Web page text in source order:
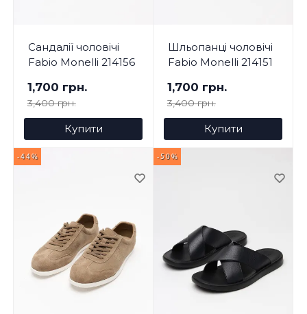
Сандалії чоловічі
Fabio Monelli 214156
1,700 грн.
3,400 грн.
Купити
Шльопанці чоловічі
Fabio Monelli 214151
1,700 грн.
3,400 грн.
Купити
-44% -50%